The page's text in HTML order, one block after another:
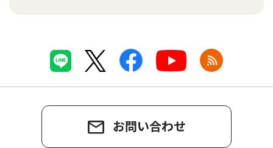
お問い合わせ